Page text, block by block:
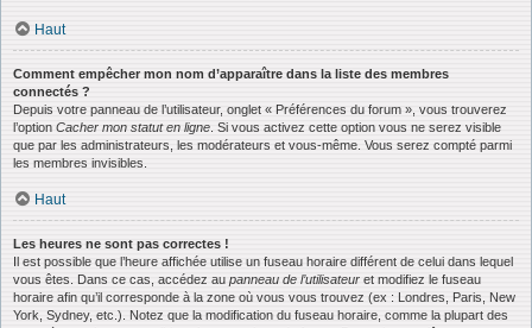
Haut
Comment empêcher mon nom d’apparaître dans la liste des membres
connectés ?
Depuis votre panneau de l’utilisateur, onglet « Préférences du forum », vous trouverez
l’option Cacher mon statut en ligne . Si vous activez cette option vous ne serez visible
que par les administrateurs, les modérateurs et vous-même. Vous serez compté parmi
les membres invisibles.
Haut
Les heures ne sont pas correctes !
Il est possible que l’heure affichée utilise un fuseau horaire différent de celui dans lequel
vous êtes. Dans ce cas, accédez au panneau de l’utilisateur et modifiez le fuseau
horaire afin qu’il corresponde à la zone où vous vous trouvez (ex : Londres, Paris, New
York, Sydney, etc.). Notez que la modification du fuseau horaire, comme la plupart des